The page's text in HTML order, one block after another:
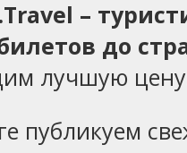
–
до
лучшую
публикуем